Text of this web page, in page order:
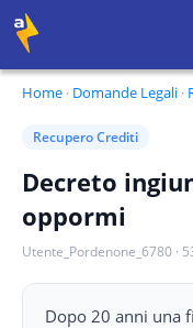
Home · Domande Legali ·
Recupero Crediti
Decreto
oppormi
Utente_Pordenone_6780 ·
Dopo 20 anni una